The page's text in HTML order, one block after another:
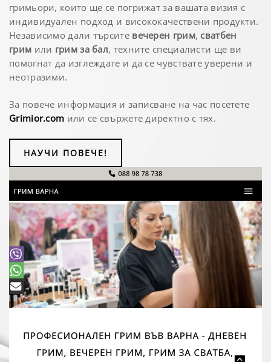
гримьори, които ще се погрижат за вашата визия с
индивидуален подход и висококачествени продукти.
Независимо дали търсите вечерен грим, сватбен
грим или грим за бал, техните специалисти ще ви
помогнат да изглеждате и да се чувствате уверени и
неотразими.
За повече информация и записване на час посетете
Grimior.com или се свържете директно с тях.
НАУЧИ ПОВЕЧЕ!